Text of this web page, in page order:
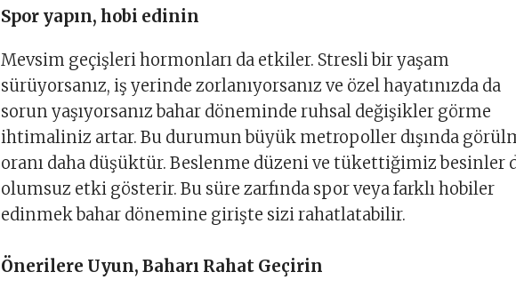
Spor yapın, hobi edinin
Mevsim geçişleri hormonları da etkiler. Stresli bir yaşam
sürüyorsanız, iş yerinde zorlanıyorsanız ve özel hayatınızda da
sorun yaşıyorsanız bahar döneminde ruhsal değişikler görme
ihtimaliniz artar. Bu durumun büyük metropoller dışında
oranı daha düşüktür. Beslenme düzeni ve tükettiğimiz besinler
olumsuz etki gösterir. Bu süre zarfında spor veya farklı hobiler
edinmek bahar dönemine girişte sizi rahatlatabilir.
Önerilere Uyun, Baharı Rahat Geçirin